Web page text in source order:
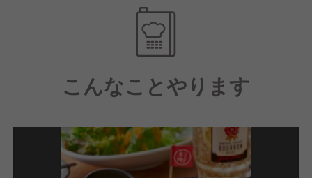
経営のノウハウや店舗マネジメントなどもしっかりと
また、昇給のチャンスは年4回もあるので、あなたの
努力はしっかりとお給与に反映！
充実した福利厚生や月8から最大12日の休日の実施な
こんなことやります